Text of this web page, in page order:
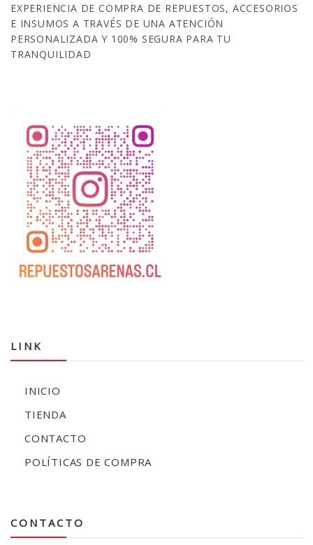
EXPERIENCIA DE COMPRA DE REPUESTOS, ACCESORIOS
E INSUMOS A TRAVÉS DE UNA ATENCIÓN
PERSONALIZADA Y 100% SEGURA PARA TU
TRANQUILIDAD
LINK
INICIO
TIENDA
CONTACTO
POLÍTICAS DE COMPRA
CONTACTO